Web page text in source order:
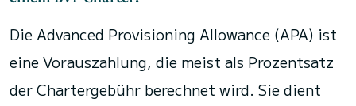
Die Advanced Provisioning Allowance (APA) ist
eine Vorauszahlung, die meist als Prozentsatz
der Chartergebühr berechnet wird. Sie dient